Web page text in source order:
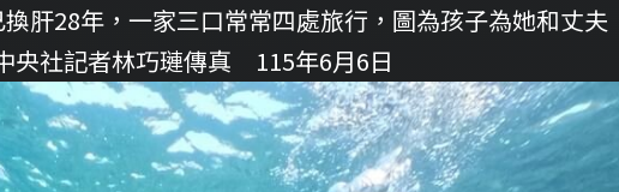
肝28年，一家三口常常四處旅行，圖為孩子為她和丈夫
央社記者林巧璉傳真 115年6月6日